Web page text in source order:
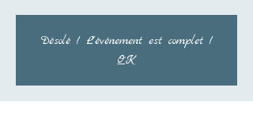
Désolé ! L'événement est complet !
OK